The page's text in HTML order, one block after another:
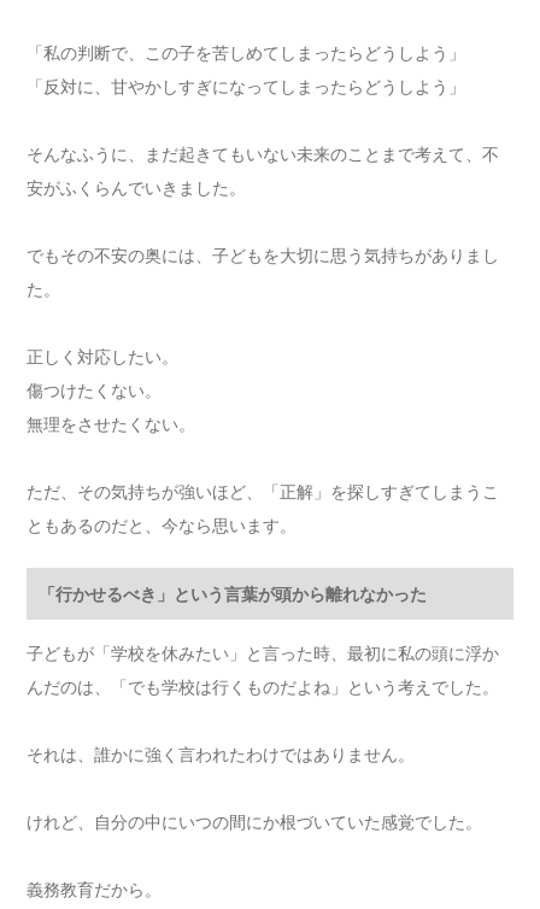
「私の判断で、この子を苦しめてしまったらどうしよう」
「反対に、甘やかしすぎになってしまったらどうしよう」
そんなふうに、まだ起きてもいない未来のことまで考えて、不
安がふくらんでいきました。
でもその不安の奥には、子どもを大切に思う気持ちがありまし
た。
正しく対応したい。
傷つけたくない。
無理をさせたくない。
ただ、その気持ちが強いほど、「正解」を探しすぎてしまうこ
ともあるのだと、今なら思います。
「行かせるべき」という言葉が頭から離れなかった
子どもが「学校を休みたい」と言った時、最初に私の頭に浮か
んだのは、「でも学校は行くものだよね」という考えでした。
それは、誰かに強く言われたわけではありません。
けれど、自分の中にいつの間にか根づいていた感覚でした。
義務教育だから。